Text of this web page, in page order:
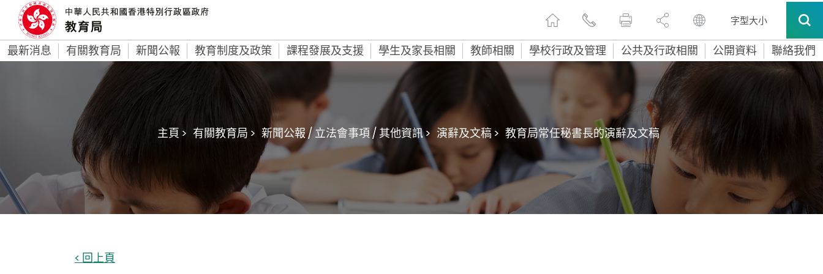
字型大小
最新消息 有關教育局 新聞公報 教育制度及政策 課程發展及支援 學生及家長相關 教師相關 學校行政及管理 公共及行政相關 公開資料 聯絡我們
主頁 > 有關教育局 > 新聞公報 / 立法會事項 / 其他資訊 > 演辭及文稿 > 教育局常任秘書長的演辭及文稿
< 回上頁